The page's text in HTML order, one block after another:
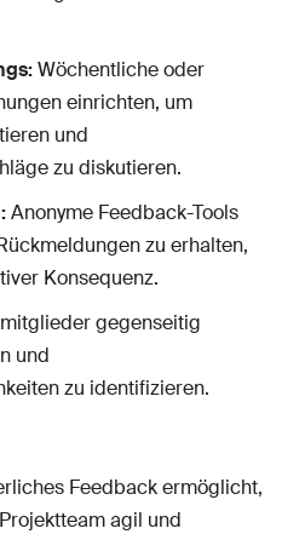
Wöchentliche oder
einrichten, um
und
zu diskutieren.
Anonyme Feedback-Tools
zu erhalten,
Konsequenz.
gegenseitig
und
zu identifizieren.
Feedback ermöglicht,
agil und